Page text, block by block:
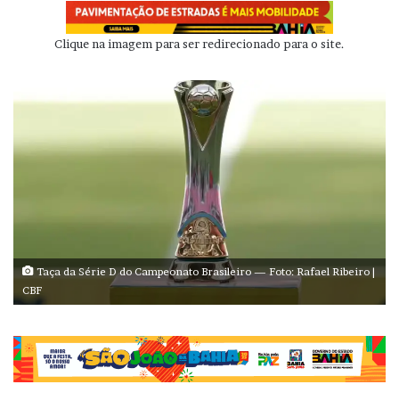
Clique na imagem para ser redirecionado para o site.
Taça da Série D do Campeonato Brasileiro — Foto: Rafael Ribeiro |
CBF